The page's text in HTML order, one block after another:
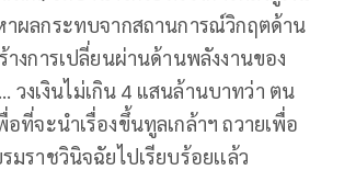
ผลกระทบจากสถานการณ์วิกฤตด้าน
างการเปลี่ยนผ่านด้านพลังงานของ
วงเงินไม่เกิน 4 แสนล้านบาทว่า ตน
อที่จะนำเรื่องขึ้นทูลเกล้าฯ ถวายเพื่อ
ราชวินิจฉัยไปเรียบร้อยเเล้ว